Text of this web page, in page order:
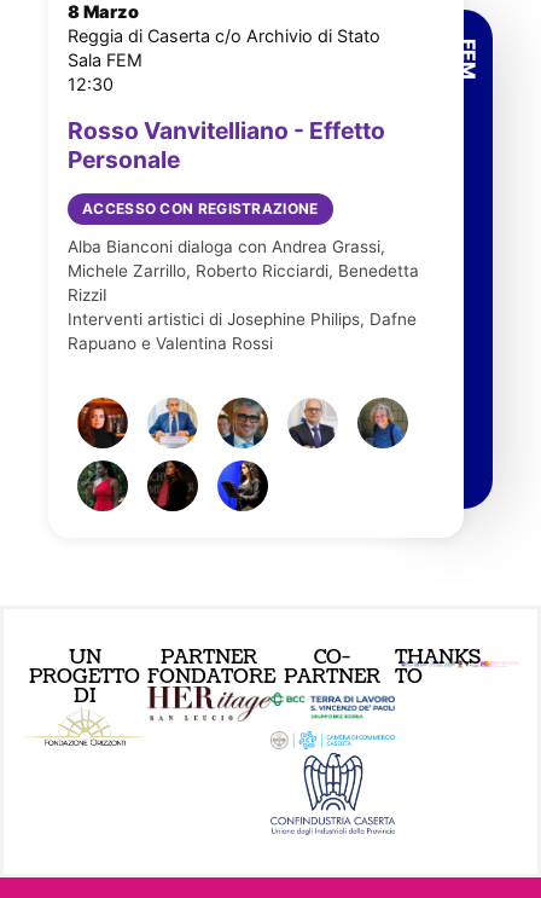
8 Marzo
Reggia di Caserta c/o Archivio di Stato
Sala FEM
12:30
Rosso Vanvitelliano - Effetto
Personale
ACCESSO CON REGISTRAZIONE
Alba Bianconi dialoga con Andrea Grassi,
Michele Zarrillo, Roberto Ricciardi, Benedetta
RizziI
Interventi artistici di Josephine Philips, Dafne
Rapuano e Valentina Rossi
UN
PROGETTO
DI
PARTNER
FONDATORE
CO-
PARTNER
THANKS
TO